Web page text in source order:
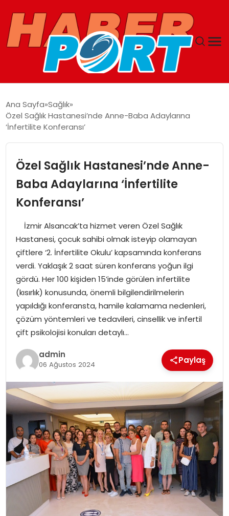
GUNCEL
SPOR
MAGAZIN
SPOR
EĞITIM
OTOMOBIL
TEKNOLOJI
EKONOMI
Ana Sayfa Sağlık
Özel Sağlık Hastanesi’nde Anne-Baba Adaylarına
‘İnfertilite Konferansı’
Özel Sağlık Hastanesi’nde Anne-
Baba Adaylarına ‘İnfertilite
Konferansı’
İzmir Alsancak’ta hizmet veren Özel Sağlık
Hastanesi, çocuk sahibi olmak isteyip olamayan
çiftlere ‘2. İnfertilite Okulu’ kapsamında konferans
verdi. Yaklaşık 2 saat süren konferans yoğun ilgi
gördü. Her 100 kişiden 15’inde görülen infertilite
(kısırlık) konusunda, önemli bilgilendirilmelerin
yapıldığı konferansta, hamile kalamama nedenleri,
çözüm yöntemleri ve tedavileri, cinsellik ve infertil
çift psikolojisi konuları detaylı…
admin
06 Ağustos 2024 Paylaş